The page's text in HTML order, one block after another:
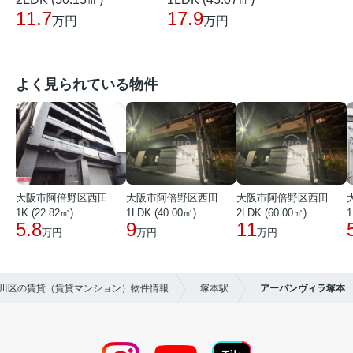
11.7万円 17.9万円
よく見られている物件
大阪市阿倍野区西田辺町１丁目
1K (22.82㎡)
5.8万円
大阪市阿倍野区西田辺町１丁目
1LDK (40.00㎡)
9万円
大阪市阿倍野区西田辺町１丁目
2LDK (60.00㎡)
11万円
区の賃貸（賃貸マンション）物件情報 塚本駅 アーバンヴィラ塚本